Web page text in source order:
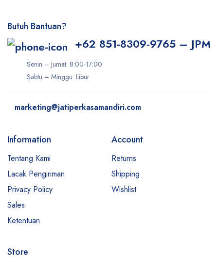
Butuh Bantuan?
+62 851-8309-9765 – JPM
Senin – Jumat: 8:00-17:00
Sabtu – Minggu: Libur
marketing@jatiperkasamandiri.com
Information
Tentang Kami
Lacak Pengiriman
Privacy Policy
Sales
Ketentuan
Account
Returns
Shipping
Wishlist
Store